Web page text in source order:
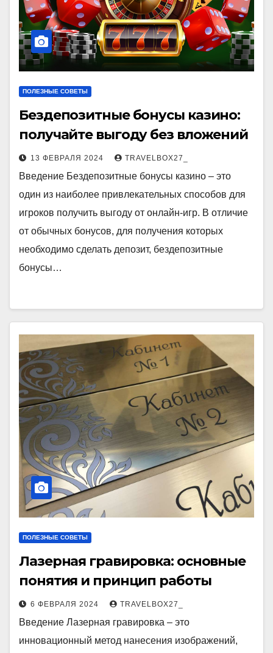
ПОЛЕЗНЫЕ СОВЕТЫ
Бездепозитные бонусы казино:
получайте выгоду без вложений
13 ФЕВРАЛЯ 2024 TRAVELBOX27_
Введение Бездепозитные бонусы казино – это
один из наиболее привлекательных способов для
игроков получить выгоду от онлайн-игр. В отличие
от обычных бонусов, для получения которых
необходимо сделать депозит, бездепозитные
бонусы…
ПОЛЕЗНЫЕ СОВЕТЫ
Лазерная гравировка: основные
понятия и принцип работы
6 ФЕВРАЛЯ 2024 TRAVELBOX27_
Введение Лазерная гравировка – это
инновационный метод нанесения изображений,